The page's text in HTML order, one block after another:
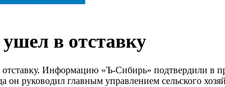
в отставку
отставку. Информацию «Ъ-Сибирь» подтвердили в
руководил главным управлением сельского